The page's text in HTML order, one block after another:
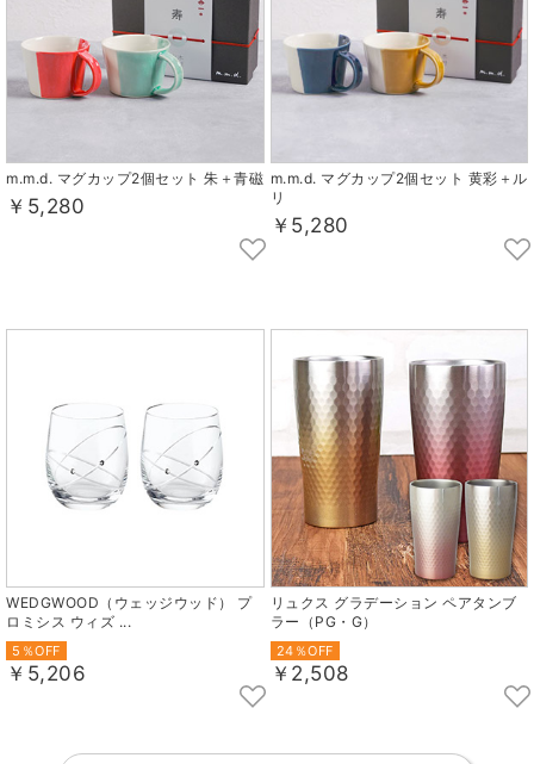
m.m.d. マグカップ2個セット 朱＋青磁
￥5,280
m.m.d. マグカップ2個セット 黄彩＋ル
リ
￥5,280
WEDGWOOD（ウェッジウッド） プ
ロミシス ウィズ ...
5％OFF
￥5,206
リュクス グラデーション ペアタンブ
ラー（PG・G）
24％OFF
￥2,508